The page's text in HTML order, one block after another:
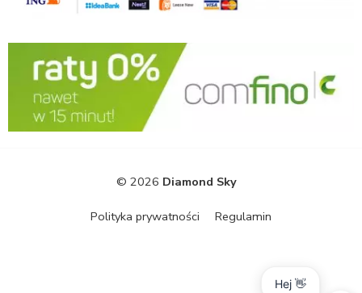
© 2026 Diamond Sky
Polityka prywatności Regulamin